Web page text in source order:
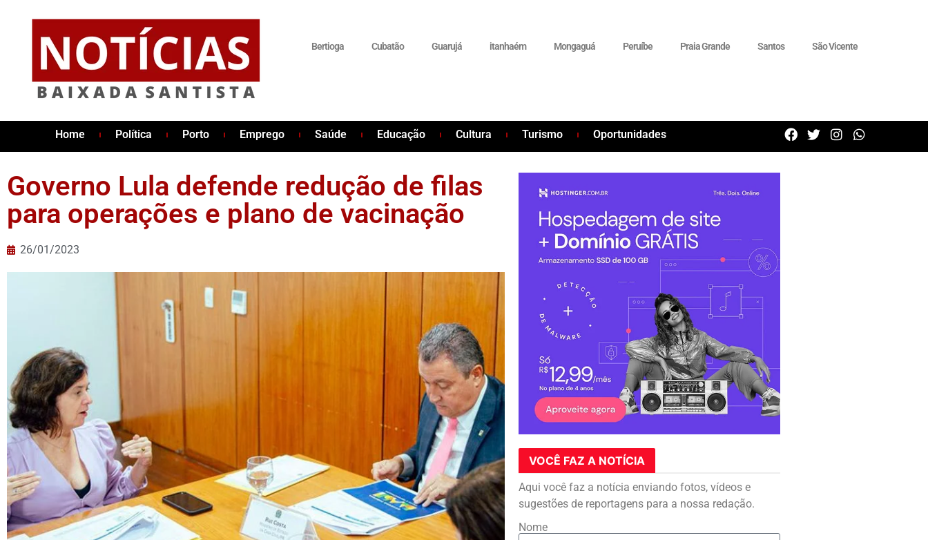
Bertioga Cubatão Guarujá itanhaém Mongaguá Peruíbe Praia Grande Santos São Vicente
Home Política Porto Emprego Saúde Educação Cultura Turismo Oportunidades
Governo Lula defende redução de filas
para operações e plano de vacinação
26/01/2023
VOCÊ FAZ A NOTÍCIA
Aqui você faz a notícia enviando fotos, vídeos e
sugestões de reportagens para a nossa redação.
Nome